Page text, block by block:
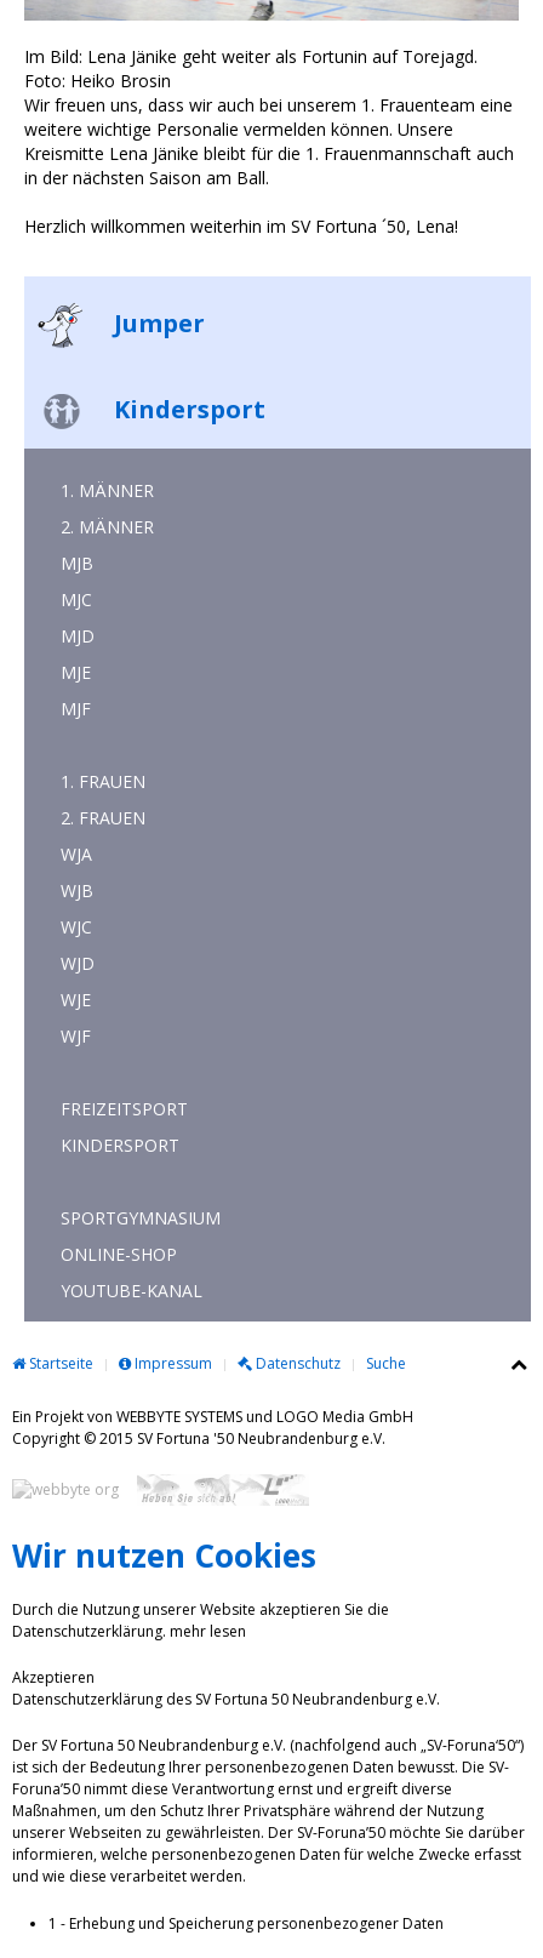
Im Bild: Lena Jänike geht weiter als Fortunin auf Torejagd.
Foto: Heiko Brosin
Wir freuen uns, dass wir auch bei unserem 1. Frauenteam eine
weitere wichtige Personalie vermelden können. Unsere
Kreismitte Lena Jänike bleibt für die 1. Frauenmannschaft auch
in der nächsten Saison am Ball.
Herzlich willkommen weiterhin im SV Fortuna ´50, Lena!
Jumper
Kindersport
1. MÄNNER
2. MÄNNER
MJB
MJC
MJD
MJE
MJF
1. FRAUEN
2. FRAUEN
WJA
WJB
WJC
WJD
WJE
WJF
FREIZEITSPORT
KINDERSPORT
SPORTGYMNASIUM
ONLINE-SHOP
YOUTUBE-KANAL
Startseite Impressum Datenschutz Suche
Ein Projekt von WEBBYTE SYSTEMS und LOGO Media GmbH
Copyright © 2015 SV Fortuna '50 Neubrandenburg e.V.
Wir nutzen Cookies
Durch die Nutzung unserer Website akzeptieren Sie die
Datenschutzerklärung. mehr lesen
Akzeptieren
Datenschutzerklärung des SV Fortuna 50 Neubrandenburg e.V.
Der SV Fortuna 50 Neubrandenburg e.V. (nachfolgend auch „SV-Foruna‘50“)
ist sich der Bedeutung Ihrer personenbezogenen Daten bewusst. Die SV-
Foruna’50 nimmt diese Verantwortung ernst und ergreift diverse
Maßnahmen, um den Schutz Ihrer Privatsphäre während der Nutzung
unserer Webseiten zu gewährleisten. Der SV-Foruna’50 möchte Sie darüber
informieren, welche personenbezogenen Daten für welche Zwecke erfasst
und wie diese verarbeitet werden.
1 - Erhebung und Speicherung personenbezogener Daten